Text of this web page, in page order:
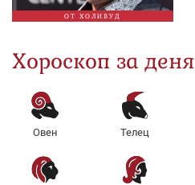
ОТ ХОЛИВУД
Хороскоп за деня
Овен Телец